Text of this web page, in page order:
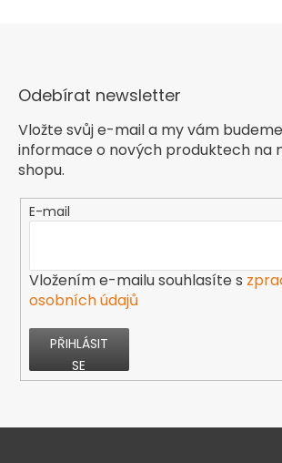
Odebírat newsletter
Vložte svůj e-mail a my vám
informace o nových produktech na
shopu.
E-mail
Vložením e-mailu souhlasíte s
osobních údajů
PŘIHLÁSIT
SE